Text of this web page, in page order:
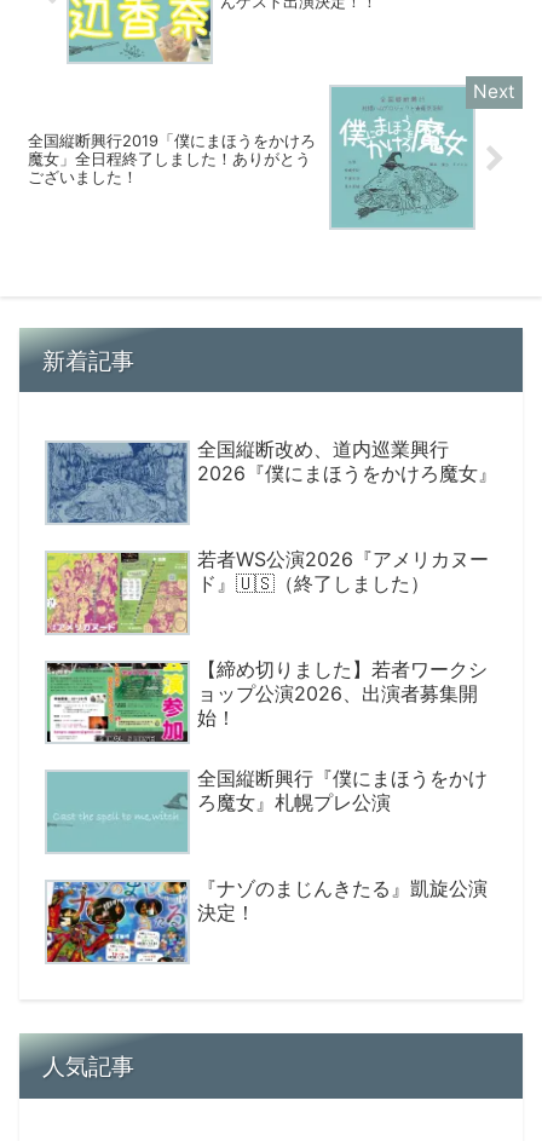
全国縦断興行2019「僕にまほうをかけろ
魔女」全日程終了しました！ありがとう
ございました！
新着記事
全国縦断改め、道内巡業興行
2026『僕にまほうをかけろ魔女』
若者WS公演2026『アメリカヌー
ド』🇺🇸（終了しました）
【締め切りました】若者ワークシ
ョップ公演2026、出演者募集開
始！
全国縦断興行『僕にまほうをかけ
ろ魔女』札幌プレ公演
『ナゾのまじんきたる』凱旋公演
決定！
人気記事